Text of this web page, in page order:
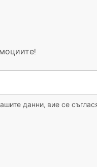
данни, вие се